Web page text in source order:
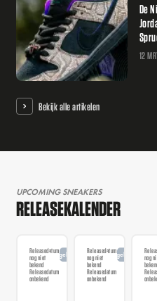
De
12
Bekijk alle artikelen
UPCOMING SNEAKERS
RELEASEKALENDER
Releasedatum
nog niet
bekend
Releasedatum
onbekend
AangekondigdReleasedatum
nog niet
bekend
Releasedatum
onbekend
Aangekondigdnog